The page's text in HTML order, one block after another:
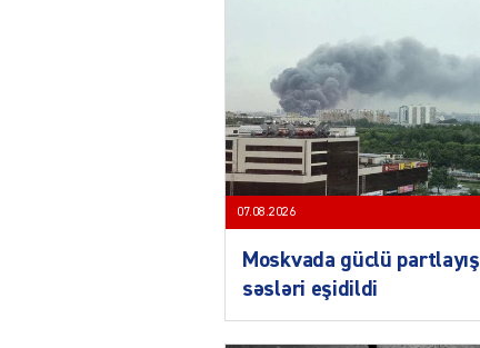
07.08.2026
Moskvada güclü partlayış
səsləri eşidildi